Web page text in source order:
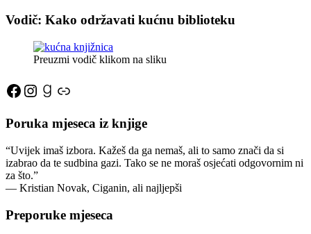
Vodič: Kako održavati kućnu biblioteku
Preuzmi vodič klikom na sliku
Facebook
Instagram
Goodreads
Link
Poruka mjeseca iz knjige
“Uvijek imaš izbora. Kažeš da ga nemaš, ali to samo znači da si
izabrao da te sudbina gazi. Tako se ne moraš osjećati odgovornim ni
za što.”
― Kristian Novak, Ciganin, ali najljepši
Preporuke mjeseca